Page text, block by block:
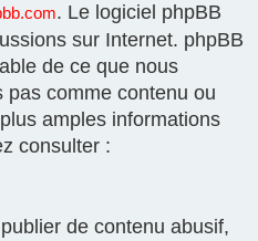
. Le logiciel phpBB
sur Internet. phpBB
de ce que nous
pas comme contenu ou
amples informations
consulter :
de contenu abusif,